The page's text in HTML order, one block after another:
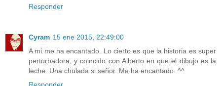
Responder
Cyram 15 ene 2015, 22:49:00
A mi me ha encantado. Lo cierto es que la historia es super
perturbadora, y coincido con Alberto en que el dibujo es la
leche. Una chulada si señor. Me ha encantado. ^^